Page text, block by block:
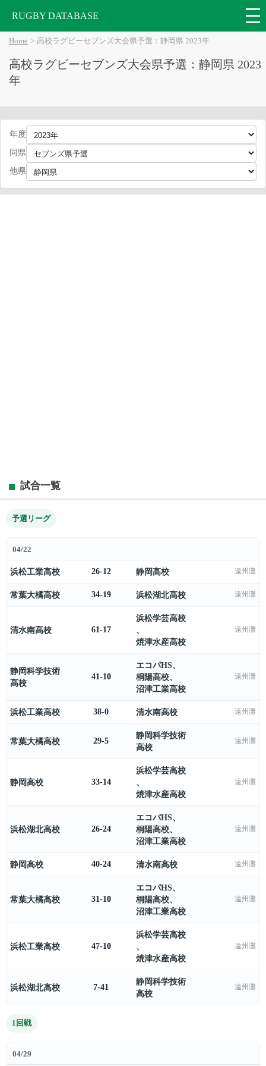
RUGBY DATABASE
Home 高校ラグビーセブンズ大会県予選：静岡県 2023年
高校ラグビーセブンズ大会県予選：静岡県 2023
年
年度
同県
他県
試合一覧
予選リーグ
04/22
浜松工業高校 26-12 静岡高校 遠州灘
常葉大橘高校 34-19 浜松湖北高校 遠州灘
清水南高校 61-17
浜松学芸高校
、
焼津水産高校
遠州灘
静岡科学技術
高校
41-10
エコパHS、
桐陽高校、
沼津工業高校
遠州灘
浜松工業高校 38-0 清水南高校 遠州灘
常葉大橘高校 29-5
静岡科学技術
高校
遠州灘
静岡高校 33-14
浜松学芸高校
、
焼津水産高校
遠州灘
浜松湖北高校 26-24
エコパHS、
桐陽高校、
沼津工業高校
遠州灘
静岡高校 40-24 清水南高校 遠州灘
常葉大橘高校 31-10
エコパHS、
桐陽高校、
沼津工業高校
遠州灘
浜松工業高校 47-10
浜松学芸高校
、
焼津水産高校
遠州灘
浜松湖北高校 7-41
静岡科学技術
高校
遠州灘
1回戦
04/29